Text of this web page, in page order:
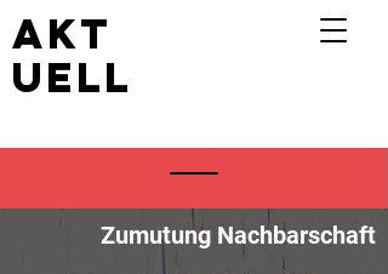
akt
uell
Zumutung Nachbarschaft